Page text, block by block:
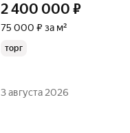
2 400 000 ₽
75 000 ₽ за м²
торг
3 августа 2026